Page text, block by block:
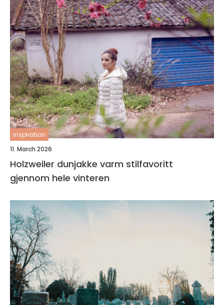
inspiration
11. March 2026
Holzweiler dunjakke varm stilfavoritt
gjennom hele vinteren